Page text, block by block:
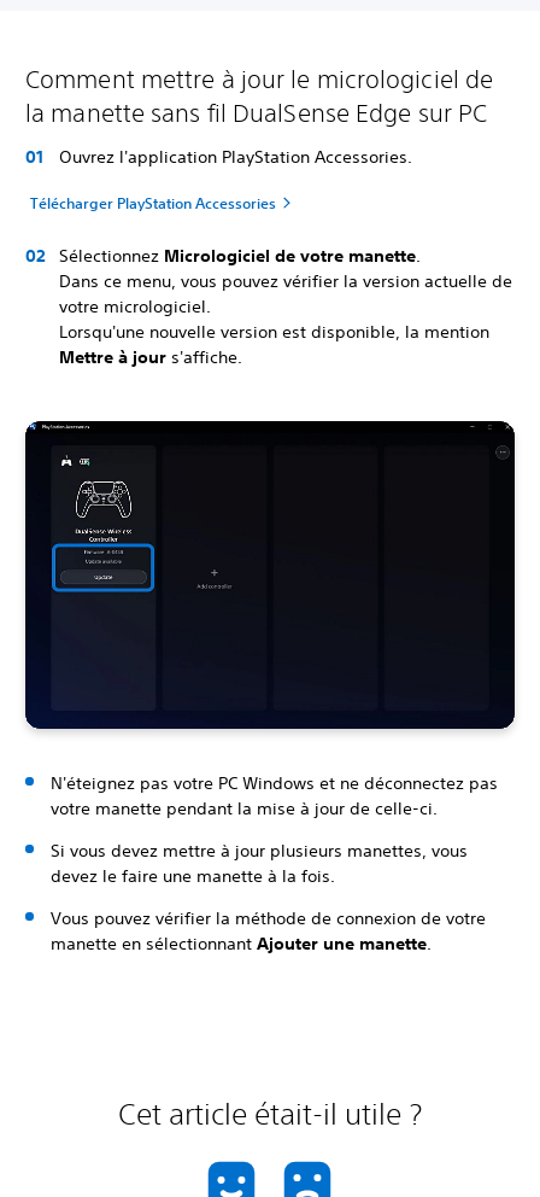
Comment mettre à jour le micrologiciel de
la manette sans fil DualSense Edge sur PC
Ouvrez l'application PlayStation Accessories.
Télécharger PlayStation Accessories
Sélectionnez Micrologiciel de votre manette.
Dans ce menu, vous pouvez vérifier la version actuelle de
votre micrologiciel.
Lorsqu'une nouvelle version est disponible, la mention
Mettre à jour s'affiche.
N'éteignez pas votre PC Windows et ne déconnectez pas
votre manette pendant la mise à jour de celle-ci.
Si vous devez mettre à jour plusieurs manettes, vous
devez le faire une manette à la fois.
Vous pouvez vérifier la méthode de connexion de votre
manette en sélectionnant Ajouter une manette.
Cet article était-il utile ?